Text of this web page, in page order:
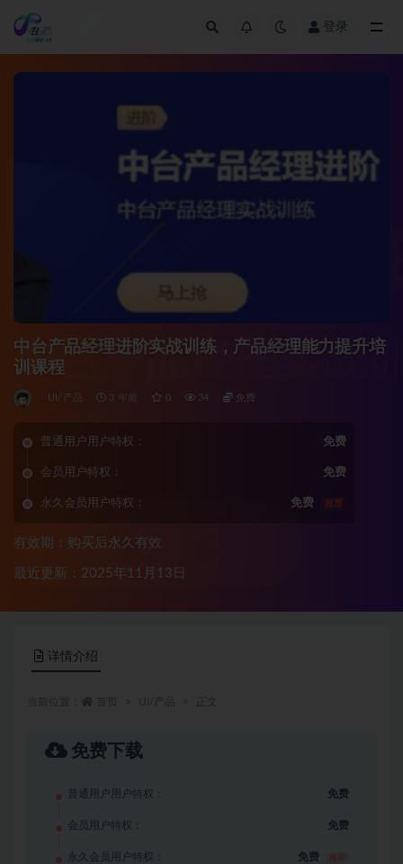
登录
中台产品经理进阶实战训练，产品经理能力提升培
训课程
UI/产品 3 年前 0 34 免费
普通用户用户特权： 免费
会员用户特权： 免费
永久会员用户特权： 免费 推荐
有效期：购买后永久有效
最近更新：2025年11月13日
详情介绍
免费下载
普通用户用户特权： 免费
会员用户特权： 免费
永久会员用户特权： 免费